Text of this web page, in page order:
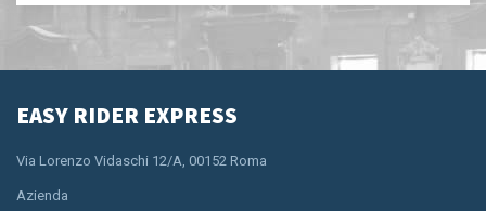
EASY RIDER EXPRESS
Via Lorenzo Vidaschi 12/A, 00152 Roma
Azienda